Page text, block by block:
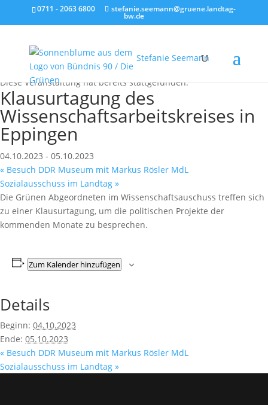
0711 - 2063 6800 stefanie.seemann@gruene.landtag-
bw.de
Stefanie Seemann
« Alle Veranstaltungen
Diese Veranstaltung hat bereits stattgefunden.
Klausurtagung des
Wissenschaftsarbeitskreises in
Eppingen
04.10.2023 - 05.10.2023
« Besuch DDR Museum mit Markus Rösler MdL
Sozialausschuss im Landtag »
Die Grünen Abgeordneten im Wissenschaftsauschuss treffen sich
zu einer Klausurtagung, um die politischen Projekte der
kommenden Monate zu besprechen.
Zum Kalender hinzufügen
Details
Beginn: 04.10.2023
Ende: 05.10.2023
« Besuch DDR Museum mit Markus Rösler MdL
Sozialausschuss im Landtag »